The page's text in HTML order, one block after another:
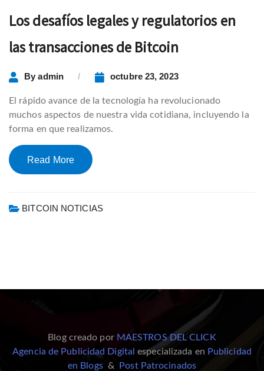
Los desafíos legales y regulatorios en
las transacciones de Bitcoin
Byadmin octubre 23, 2023
El rápido avance de la tecnología ha revolucionado
muchos aspectos de nuestra vida cotidiana, incluyendo la
forma en que realizamos.
Read More
BITCOIN NOTICIAS
Blog creado por MAESTROS DEL CLICK
Agencia de Publicidad Digital especializada en Publicidad
en Blogs& Post Patrocinados